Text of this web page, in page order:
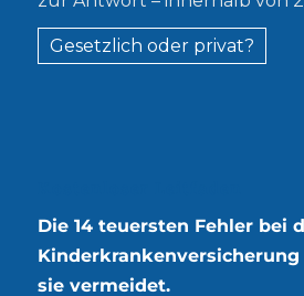
Gesetzlich oder privat?
Die 14 teuersten Fehler bei
Kinderkrankenversicherung
sie vermeidet.